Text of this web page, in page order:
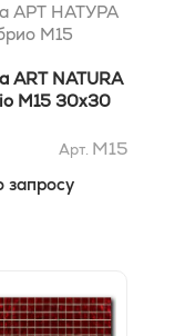
АРТ НАТУРА
М15
ART NATURA
М15 30x30
Арт. М15
запросу